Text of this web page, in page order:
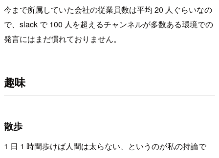
今まで所属していた会社の従業員数は平均 20 人ぐらいなの
で、slack で 100 人を超えるチャンネルが多数ある環境での
発言にはまだ慣れておりません。
趣味
散歩
1 日 1 時間歩けば人間は太らない、というのが私の持論で